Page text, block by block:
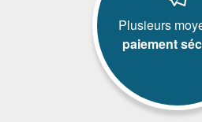
Plusieurs
paiement